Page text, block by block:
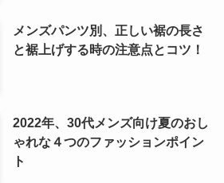
メンズパンツ別、正しい裾の長さ
と裾上げする時の注意点とコツ！
2022年、30代メンズ向け夏のおし
ゃれな４つのファッションポイン
ト